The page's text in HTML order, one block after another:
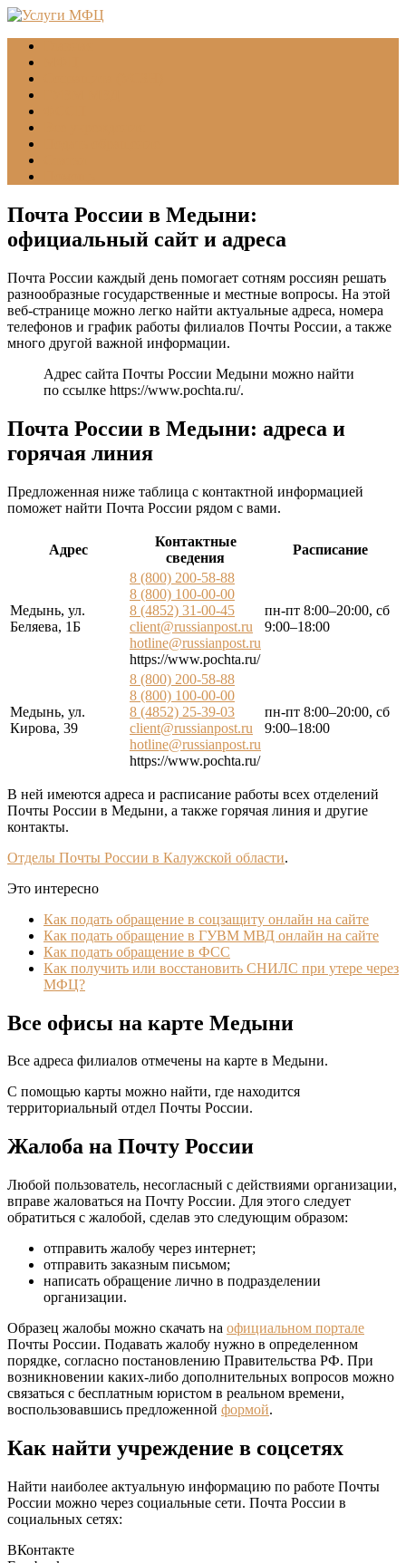
Почта России в Медыни:
официальный сайт и адреса
Почта России каждый день помогает сотням россиян решать
разнообразные государственные и местные вопросы. На этой
веб-странице можно легко найти актуальные адреса, номера
телефонов и график работы филиалов Почты России, а также
много другой важной информации.
Адрес сайта Почты России Медыни можно найти
по ссылке https://www.pochta.ru/.
Почта России в Медыни: адреса и
горячая линия
Предложенная ниже таблица с контактной информацией
поможет найти Почта России рядом с вами.
Адрес
Контактные
сведения
Расписание
Медынь, ул.
Беляева, 1Б
8 (800) 200-58-88
8 (800) 100-00-00
8 (4852) 31-00-45
client@russianpost.ru
hotline@russianpost.ru
https://www.pochta.ru/
пн-пт 8:00–20:00, сб
9:00–18:00
Медынь, ул.
Кирова, 39
8 (800) 200-58-88
8 (800) 100-00-00
8 (4852) 25-39-03
client@russianpost.ru
hotline@russianpost.ru
https://www.pochta.ru/
пн-пт 8:00–20:00, сб
9:00–18:00
В ней имеются адреса и расписание работы всех отделений
Почты России в Медыни, а также горячая линия и другие
контакты.
Отделы Почты России в Калужской области.
Это интересно
Как подать обращение в соцзащиту онлайн на сайте
Как подать обращение в ГУВМ МВД онлайн на сайте
Как подать обращение в ФСС
Как получить или восстановить СНИЛС при утере через
МФЦ?
Все офисы на карте Медыни
Все адреса филиалов отмечены на карте в Медыни.
С помощью карты можно найти, где находится
территориальный отдел Почты России.
Жалоба на Почту России
Любой пользователь, несогласный с действиями организации,
вправе жаловаться на Почту России. Для этого следует
обратиться с жалобой, сделав это следующим образом:
отправить жалобу через интернет;
отправить заказным письмом;
написать обращение лично в подразделении
организации.
Образец жалобы можно скачать на официальном портале
Почты России. Подавать жалобу нужно в определенном
порядке, согласно постановлению Правительства РФ. При
возникновении каких-либо дополнительных вопросов можно
связаться с бесплатным юристом в реальном времени,
воспользовавшись предложенной формой.
Как найти учреждение в соцсетях
Найти наиболее актуальную информацию по работе Почты
России можно через социальные сети. Почта России в
социальных сетях:
ВКонтакте